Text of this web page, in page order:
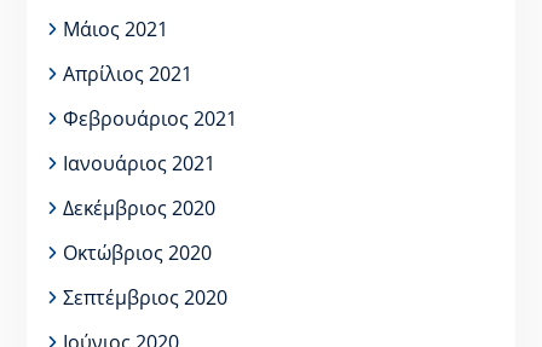
Μάιος 2021
Απρίλιος 2021
Φεβρουάριος 2021
Ιανουάριος 2021
Δεκέμβριος 2020
Οκτώβριος 2020
Σεπτέμβριος 2020